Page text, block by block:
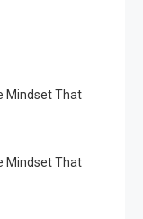
Mindset That
Mindset That